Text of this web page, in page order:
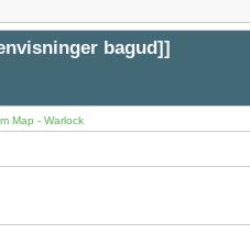
bagud]]
Map - Warlock